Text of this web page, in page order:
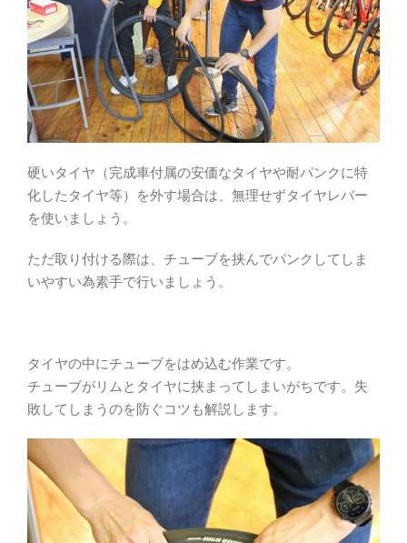
硬いタイヤ（完成車付属の安価なタイヤや耐パンクに特
化したタイヤ等）を外す場合は、無理せずタイヤレバー
を使いましょう。
ただ取り付ける際は、チューブを挟んでパンクしてしま
いやすい為素手で行いましょう。
タイヤの中にチューブをはめ込む作業です。
チューブがリムとタイヤに挟まってしまいがちです。失
敗してしまうのを防ぐコツも解説します。